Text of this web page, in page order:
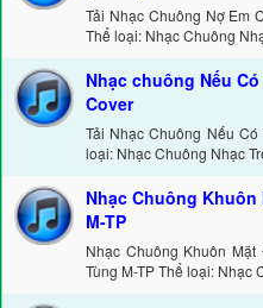
Tải Nhạc Chuông Nợ Em
Thể loại: Nhạc Chuông
Nhạc chuông Nếu
Cover
Tải Nhạc Chuông Nếu
loại: Nhạc Chuông Nhạc
Nhạc Chuông
M-TP
Nhạc Chuông Khuôn
Tùng M-TP Thể loại: